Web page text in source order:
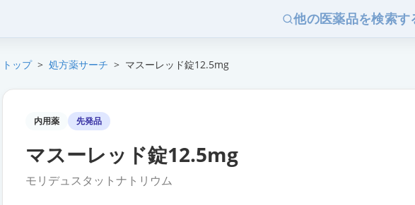
他の医薬品を検索す
トップ > 処方薬サーチ > マスーレッド錠12.5mg
内用薬 先発品
マスーレッド錠12.5mg
モリデュスタットナトリウム